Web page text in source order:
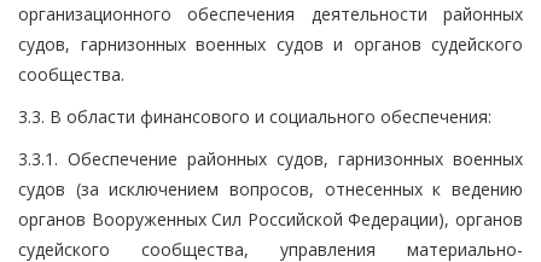
организационного обеспечения деятельности районных
судов, гарнизонных военных судов и органов судейского
сообщества.
3.3. В области финансового и социального обеспечения:
3.3.1. Обеспечение районных судов, гарнизонных военных
судов (за исключением вопросов, отнесенных к ведению
органов Вооруженных Сил Российской Федерации), органов
судейского сообщества, управления материально-